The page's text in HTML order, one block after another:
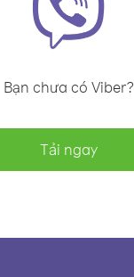
Bạn chưa có Viber?
Tải ngay